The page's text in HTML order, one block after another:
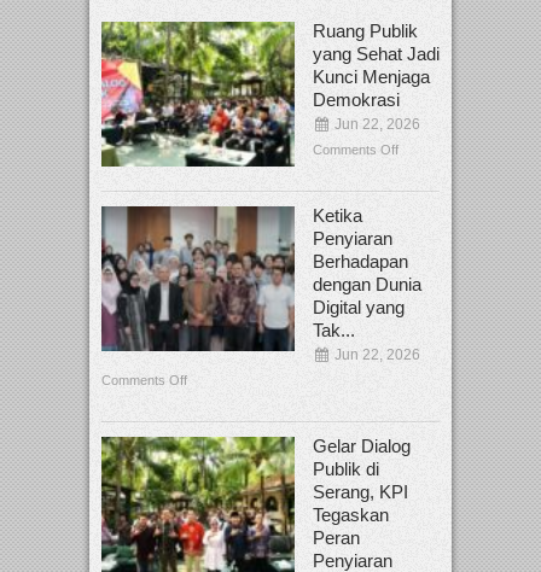
Ruang Publik
yang Sehat Jadi
Kunci Menjaga
Demokrasi
Jun 22, 2026
Comments Off
Ketika
Penyiaran
Berhadapan
dengan Dunia
Digital yang
Tak...
Jun 22, 2026
Comments Off
Gelar Dialog
Publik di
Serang, KPI
Tegaskan
Peran
Penyiaran